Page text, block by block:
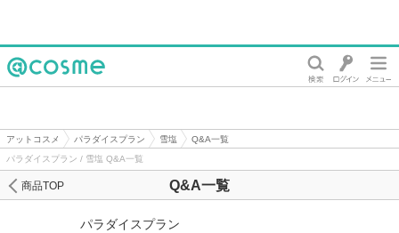
アットコスメ パラダイスプラン 雪塩
Q&A一覧
パラダイスプラン / 雪塩 Q&A一覧
Q&A一覧
商品TOP
パラダイスプラン